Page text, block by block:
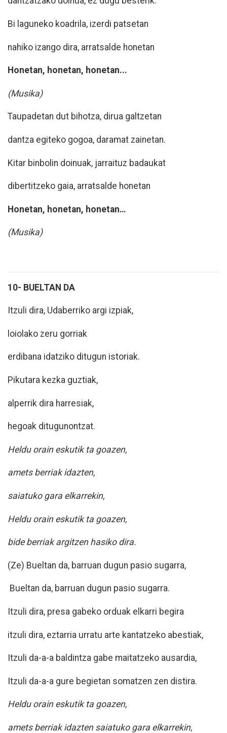
Bi laguneko koadrila, izerdi patsetan
nahiko izango dira, arratsalde honetan
Honetan, honetan, honetan...
(Musika)
Taupadetan dut bihotza, dirua galtzetan
dantza egiteko gogoa, daramat zainetan.
Kitar binbolin doinuak, jarraituz badaukat
dibertitzeko gaia, arratsalde honetan
Honetan, honetan, honetan…
(Musika)
10- BUELTAN DA
Itzuli dira, Udaberriko argi izpiak,
loiolako zeru gorriak
erdibana idatziko ditugun istoriak.
Pikutara kezka guztiak,
alperrik dira harresiak,
hegoak ditugunontzat.
Heldu orain eskutik ta goazen,
amets berriak idazten,
saiatuko gara elkarrekin,
Heldu orain eskutik ta goazen,
bide berriak argitzen hasiko dira.
(Ze) Bueltan da, barruan dugun pasio sugarra,
Bueltan da, barruan dugun pasio sugarra.
Itzuli dira, presa gabeko orduak elkarri begira
itzuli dira, eztarria urratu arte kantatzeko abestiak,
Itzuli da-a-a baldintza gabe maitatzeko ausardia,
Itzuli da-a-a gure begietan somatzen zen distira.
Heldu orain eskutik ta goazen,
amets berriak idazten saiatuko gara elkarrekin,